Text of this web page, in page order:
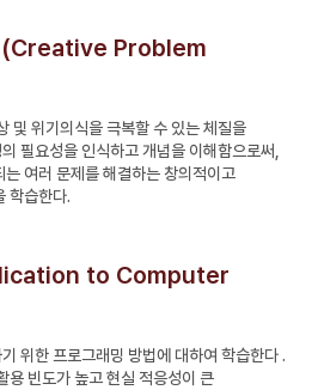
(Creative Problem
및 위기의식을 극복할 수 있는 체질을
필요성을 인식하고 개념을 이해함으로써,
여러 문제를 해결하는 창의적이고
학습한다.
to Computer
위한 프로그래밍 방법에 대하여 학습한다 .
용 빈도가 높고 현실 적응성이 큰